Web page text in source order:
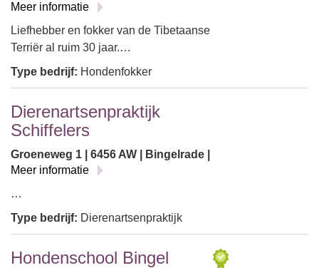
Meer informatie
Liefhebber en fokker van de Tibetaanse
Terriër al ruim 30 jaar.…
Type bedrijf: Hondenfokker
Dierenartsenpraktijk
Schiffelers
Groeneweg 1 | 6456 AW | Bingelrade |
Meer informatie
…
Type bedrijf: Dierenartsenpraktijk
Hondenschool Bingel